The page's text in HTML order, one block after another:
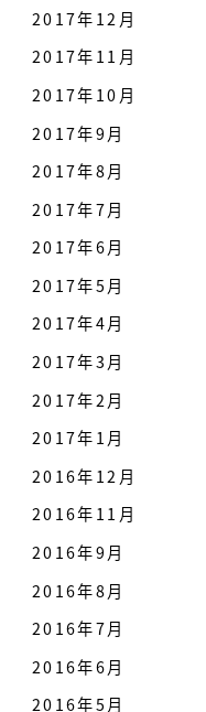
2017年12月
2017年11月
2017年10月
2017年9月
2017年8月
2017年7月
2017年6月
2017年5月
2017年4月
2017年3月
2017年2月
2017年1月
2016年12月
2016年11月
2016年9月
2016年8月
2016年7月
2016年6月
2016年5月